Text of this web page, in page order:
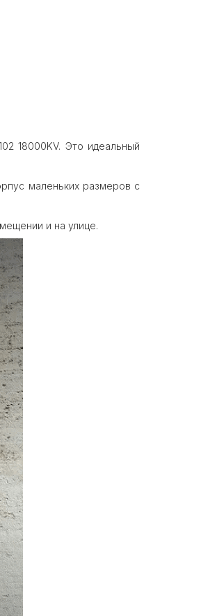
18000KV. Это идеальный
маленьких размеров с
и на улице.